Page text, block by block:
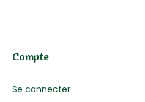
Compte
Se connecter